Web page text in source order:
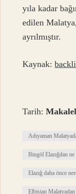
yıla kadar
edilen
ayrılmıştır.
Kaynak:
Tarih:
Adıyaman
Bingöl Elazığdan ne
Elazığ daha önce
Elbistan Malatyadan